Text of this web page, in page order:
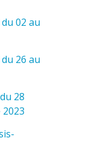
02 au
26 au
28